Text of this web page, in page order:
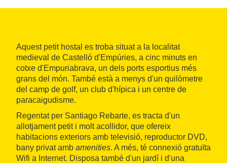
Aquest petit hostal es troba situat a la localitat
medieval de Castelló d'Empúries, a cinc minuts en
cotxe d'Empuriabrava, un dels ports esportius més
grans del món. També està a menys d'un quilòmetre
del camp de golf, un club d'hípica i un centre de
paracaigudisme.
Regentat per Santiago Rebarte, es tracta d'un
allotjament petit i molt acollidor, que ofereix
habitacions exteriors amb televisió, reproductor DVD,
bany privat amb amenities. A més, té connexió gratuïta
Wifi a Internet. Disposa també d'un jardí i d'una